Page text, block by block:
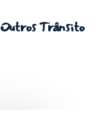
OutrosTrânsito